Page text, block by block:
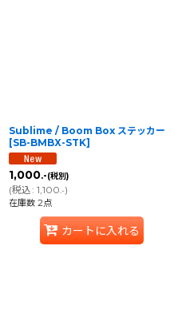
Sublime / Boom Box ステッカー
[SB-BMBX-STK]
1,000.-(税別)
(税込: 1,100.-)
在庫数 2点
カートに入れる